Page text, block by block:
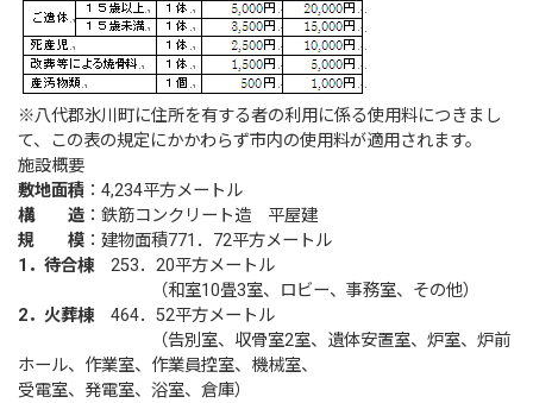
※八代郡氷川町に住所を有する者の利用に係る使用料につきまし
て、この表の規定にかかわらず市内の使用料が適用されます。
施設概要
敷地面積 ：4,234平方メートル
構 造 ：鉄筋コンクリート造 平屋建
規 模 ：建物面積771．72平方メートル
1．待合棟253．20平方メートル
（和室10畳3室、ロビー、事務室、その他）
2．火葬棟464．52平方メートル
（告別室、収骨室2室、遺体安置室、炉室、炉前
ホール、作業室、作業員控室、機械室、
受電室、発電室、浴室、倉庫）